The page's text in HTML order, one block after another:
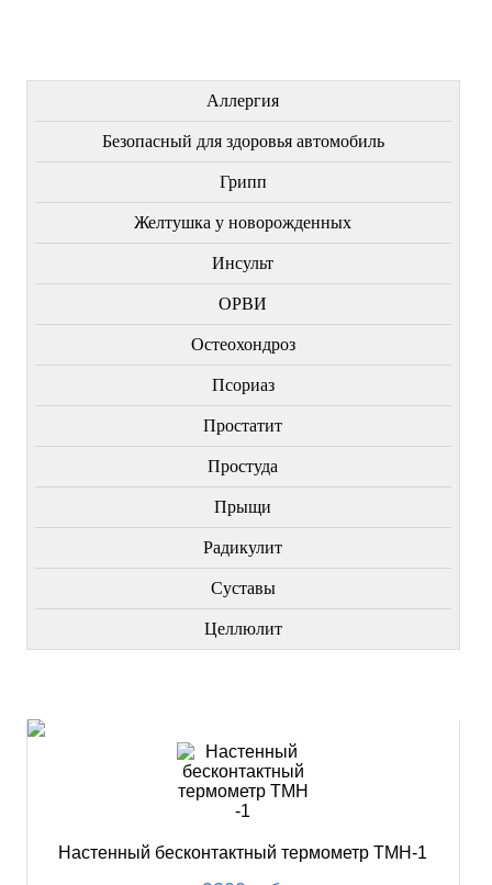
Аллергия
Безопасный для здоровья автомобиль
Грипп
Желтушка у новорожденных
Инсульт
ОРВИ
Остеохондроз
Пcориаз
Простатит
Простуда
Прыщи
Радикулит
Суставы
Целлюлит
Настенный бесконтактный термометр ТМН-1